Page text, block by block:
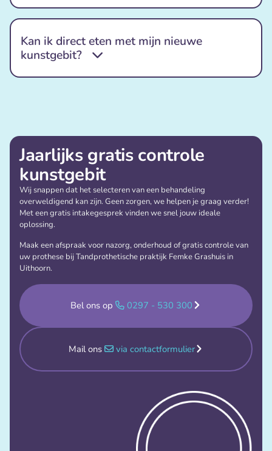
Kan ik direct eten met mijn nieuwe
kunstgebit?
Jaarlijks gratis controle
kunstgebit
Wij snappen dat het selecteren van een behandeling
overweldigend kan zijn. Geen zorgen, we helpen je graag verder!
Met een gratis intakegesprek vinden we snel jouw ideale
oplossing.
Maak een afspraak voor nazorg, onderhoud of gratis controle van
uw prothese bij Tandprothetische praktijk Femke Grashuis in
Uithoorn.
Bel ons op 0297 - 530 300
Mail ons via contactformulier